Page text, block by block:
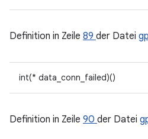
Definition in Zeile 89 der Datei
int(* data_conn_failed)()
Definition in Zeile 90 der Datei